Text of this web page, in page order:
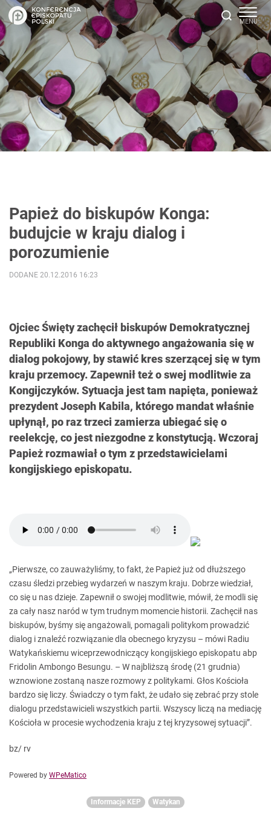
Papież do biskupów Konga:
budujcie w kraju dialog i
porozumienie
Ojciec Święty zachęcił biskupów Demokratycznej
Republiki Konga do aktywnego angażowania się w
dialog pokojowy, by stawić kres szerzącej się w tym
kraju przemocy. Zapewnił też o swej modlitwie za
Kongijczyków. Sytuacja jest tam napięta, ponieważ
prezydent Joseph Kabila, którego mandat właśnie
upłynął, po raz trzeci zamierza ubiegać się o
reelekcję, co jest niezgodne z konstytucją. Wczoraj
Papież rozmawiał o tym z przedstawicielami
kongijskiego episkopatu.
DODANE 20.12.2016 16:23
„Pierwsze, co zauważyliśmy, to fakt, że Papież już od dłuższego
czasu śledzi przebieg wydarzeń w naszym kraju. Dobrze wiedział,
co się u nas dzieje. Zapewnił o swojej modlitwie, mówił, że modli się
za cały nasz naród w tym trudnym momencie historii. Zachęcił nas
biskupów, byśmy się angażowali, pomagali politykom prowadzić
dialog i znaleźć rozwiązanie dla obecnego kryzysu – mówi Radiu
Watykańskiemu wiceprzewodniczący kongijskiego episkopatu abp
Fridolin Ambongo Besungu. – W najbliższą środę (21 grudnia)
wznowione zostaną nasze rozmowy z politykami. Głos Kościoła
bardzo się liczy. Świadczy o tym fakt, że udało się zebrać przy stole
dialogu przedstawicieli wszystkich partii. Wszyscy liczą na mediację
Kościoła w procesie wychodzenia kraju z tej kryzysowej sytuacji”.
bz/ rv
Powered by WPeMatico
Informacje KEP Watykan